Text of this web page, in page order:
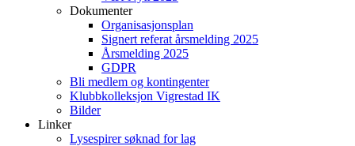
Dokumenter
Organisasjonsplan
Signert referat årsmelding 2025
Årsmelding 2025
GDPR
Bli medlem og kontingenter
Klubbkolleksjon Vigrestad IK
Bilder
Linker
Lysespirer søknad for lag